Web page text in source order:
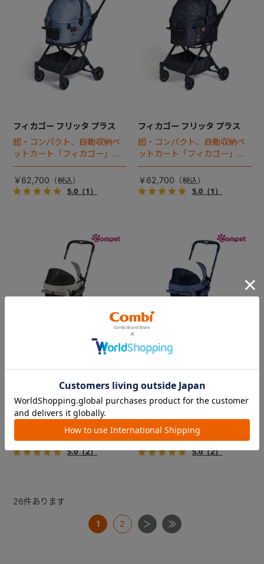
フィカゴー フリッタ プラス
超・コンパクト、自動収納ペ
ットカート「フィカゴー」に
キャビン着脱タイプが新登
場！
￥62,700
5.0（1）
フィカゴー フリッタ プラス
超・コンパクト、自動収納ペ
ットカート「フィカゴー」に
キャビン着脱タイプが新登
場！
￥62,700
5.0（1）
新色登場！幌はファスナー式
でラクラク開閉でき、ワンち
ゃんやネコちゃんの抜け出し
を防止！キャリー部前面にメ
ッシュがプラスされた通気性
￥39,600
5.0（2）
ルファ
新色登場！幌はファスナー式
ゃんやネコちゃんの抜け出し
を防止！キャリー部前面にメ
ッシュがプラスされた通気性
￥39,600
5.0（2）
26件あります
1 2